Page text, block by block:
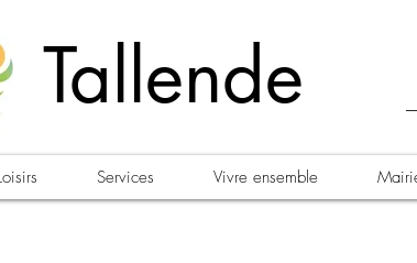
Tallende
Services Vivre ensemble